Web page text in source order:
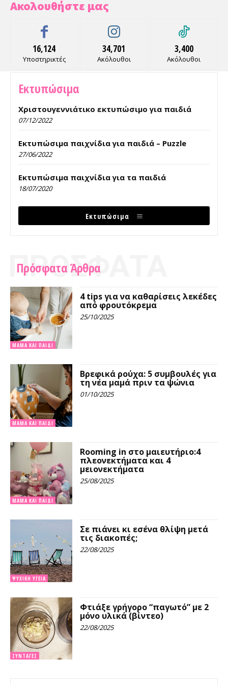
Ακολουθήστε μας
16,124
Υποστηρικτές
34,701
Ακόλουθοι
3,400
Ακόλουθοι
Εκτυπώσιμα
Χριστουγεννιάτικο εκτυπώσιμο για παιδιά
07/12/2022
Εκτυπώσιμα παιχνίδια για παιδιά – Puzzle
27/06/2022
Εκτυπώσιμα παιχνίδια για τα παιδιά
18/07/2020
Εκτυπώσιμα
Πρόσφατα Άρθρα
ΠΡΟΣΦΑΤΑ
ΜΑΜΆ ΚΑΙ ΠΑΙΔΊ
4 tips για να καθαρίσεις λεκέδες
από φρουτόκρεμα
25/10/2025
ΜΑΜΆ ΚΑΙ ΠΑΙΔΊ
Βρεφικά ρούχα: 5 συμβουλές για
τη νέα μαμά πριν τα ψώνια
01/10/2025
ΜΑΜΆ ΚΑΙ ΠΑΙΔΊ
Rooming in στο μαιευτήριο:4
πλεονεκτήματα και 4
μειονεκτήματα
25/08/2025
ΨΥΧΙΚΉ ΥΓΕΊΑ
Σε πιάνει κι εσένα θλίψη μετά
τις διακοπές;
22/08/2025
ΣΥΝΤΑΓΈΣ
Φτιάξε γρήγορο “παγωτό” με 2
μόνο υλικά (βίντεο)
22/08/2025